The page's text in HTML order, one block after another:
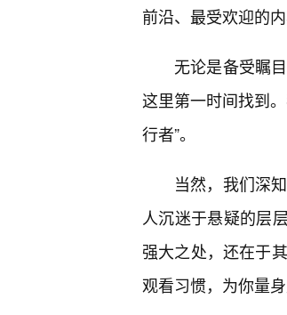
前沿、最受欢迎的内
无论是备受瞩
这里第一时间找到
行者”。
当然，我们深
人沉迷于悬疑的层
强大之处，还在于
观看习惯，为你量